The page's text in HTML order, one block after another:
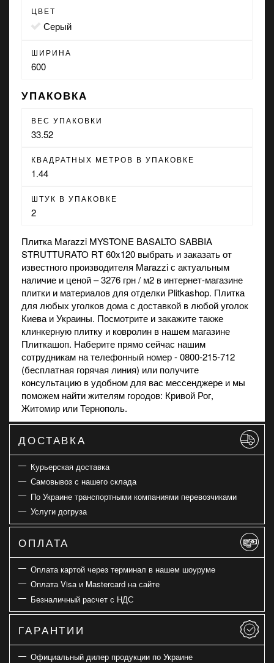
ЦВЕТ
серый
ШИРИНА
600
УПАКОВКА
ВЕС УПАКОВКИ
33.52
КВАДРАТНЫХ МЕТРОВ В УПАКОВКЕ
1.44
ШТУК В УПАКОВКЕ
2
Плитка Marazzi MYSTONE BASALTO SABBIA
STRUTTURATO RT 60x120 выбрать и заказать от
известного производителя Marazzi с актуальным
наличие и ценой – 3276 грн / м2 в интернет-магазине
плитки и материалов для отделки Plitkashop. Плитка
для любых уголков дома с доставкой в любой уголок
Киева и Украины. Посмотрите и закажите также
клинкерную плитку и ковролин в нашем магазине
Плиткашоп. Наберите прямо сейчас нашим
сотрудникам на телефонный номер - 0800-215-712
(бесплатная горячая линия) или получите
консультацию в удобном для вас мессенджере и мы
поможем найти жителям городов: Кривой Рог,
Житомир или Тернополь.
ДОСТАВКА
Курьерская доставка
Самовывоз с нашего склада
По Украине транспортными компаниями перевозчиками
Услуги догруза
ОПЛАТА
Оплата картой через терминал в нашем шоуруме
Оплата Visa и Mastercard на сайте
Безналичный расчет с НДС
ГАРАНТИИ
Официальный дилер продукции по Украине